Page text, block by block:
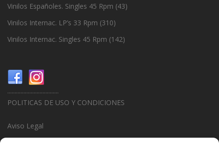
Vinilos Españoles. Singles 45 Rpm (43)
Vinilos Internac. LP’s 33 Rpm (310)
Vinilos Internac. Singles 45 Rpm (142)
...................................
POLITICAS DE USO Y CONDICIONES
Aviso Legal